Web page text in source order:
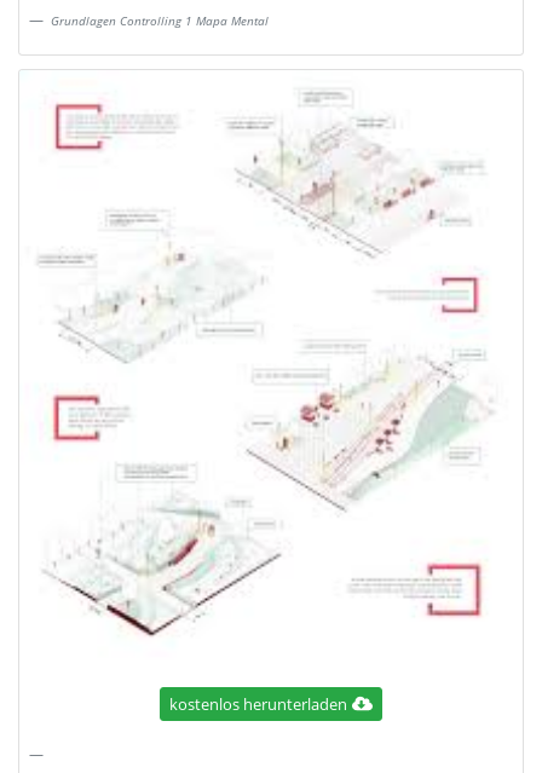
Grundlagen Controlling 1 Mapa Mental
kostenlos herunterladen